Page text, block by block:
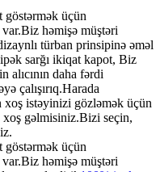
üçün
həmişə müştəri
türban prinsipinə əməl
sarğı ikiqat kapot, Biz
alıcının daha fərdi
çalışırıq.Harada
xoş istəyinizi gözləmək üçün
xoş gəlmisiniz.Bizi seçin,
üçün
həmişə müştəri